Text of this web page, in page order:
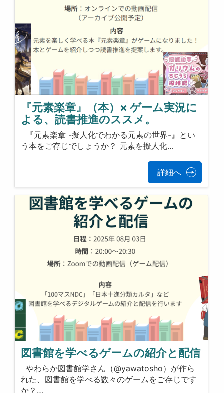
『元素楽章』（本）× ゲーム実況に
よる、読書推進のススメ。
『元素楽章 -擬人化でわかる元素の世界-』とい
う本をご存じでしょうか？ 元素を擬人化…
詳細へ
図書館を学べるゲームの紹介と配信
やわらか図書館学さん（@yawatosho）が作ら
れた、図書館を学べる数々のゲームをご存じです
か？…